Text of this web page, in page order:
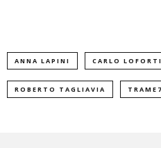
ANNA LAPINI CARLO LOFORTI
ROBERTO TAGLIAVIA TRAME7